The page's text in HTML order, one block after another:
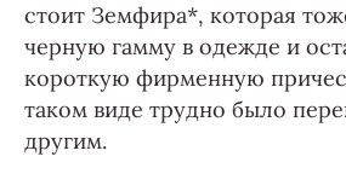
стоит Земфира*, которая
черную гамму в одежде и
короткую фирменную
таком виде трудно было
другим.